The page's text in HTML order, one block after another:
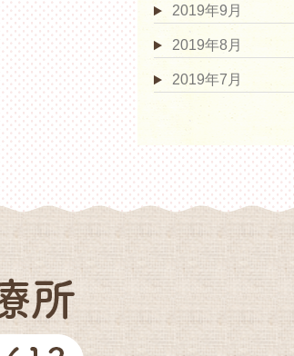
2019年9月
2019年8月
2019年7月